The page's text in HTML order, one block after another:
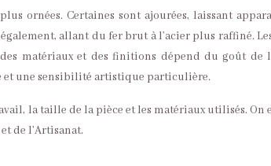
ornées. Certaines sont ajourées, laissant
allant du fer brut à l’acier plus raffiné.
matériaux et des finitions dépend du goût
et une sensibilité artistique particulière.
la taille de la pièce et les matériaux utilisés.
de l’Artisanat.